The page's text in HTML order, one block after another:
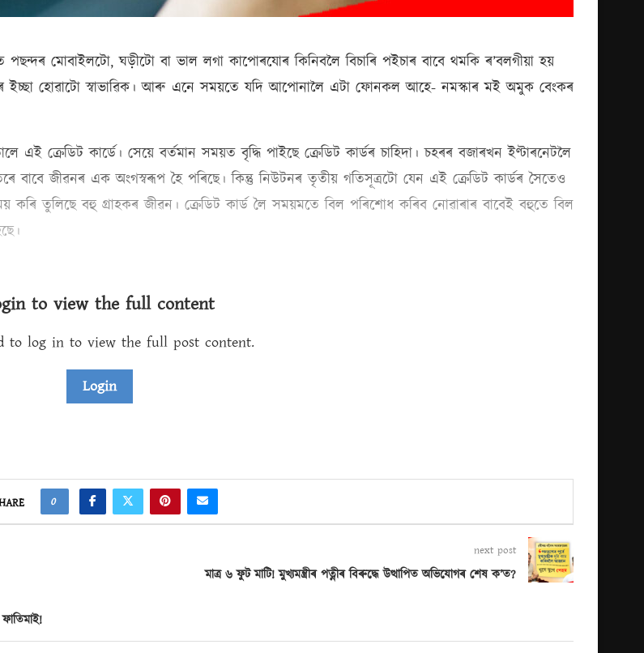
মোবাইলটো, ঘড়ীটো বা ভাল লগা কাপোৰযোৰ কিনিবলৈ বিচাৰি পইচাৰ বাবে থমকি ৰ’বলগীয়া হয়
ইচ্ছা হোৱাটো স্বাভাৱিক। আৰু এনে সময়তে যদি আপোনালৈ এটা ফোনকল আহে- নমস্কাৰ মই অমুক বেংকৰ
ক্ৰেডিট কার্ডে। সেয়ে বর্তমান সময়ত বৃদ্ধি পাইছে ক্ৰেডিট কাৰ্ডৰ চাহিদা। চহৰৰ বজাৰখন ইণ্টাৰনেটলৈ
বাবে জীৱনৰ এক অংগস্বৰূপ হৈ পৰিছে। কিন্তু নিউটনৰ তৃতীয় গতিসূত্ৰটো যেন এই ক্ৰেডিট কাৰ্ডৰ সৈতেও
কৰি তুলিছে বহু গ্ৰাহকৰ জীৱন। ক্ৰেডিট কাৰ্ড লৈ সময়মতে বিল পৰিশোধ কৰিব নোৱাৰাৰ বাবেই বহুতে বিল
to view the full content
to log in to view the full post content.
Login
0
next post
মাত্ৰ ৬ ফুট মাটি! মুখ্যমন্ত্ৰীৰ পত্নীৰ বিৰুদ্ধে উত্থাপিত অভিযোগৰ শেষ ক’ত?